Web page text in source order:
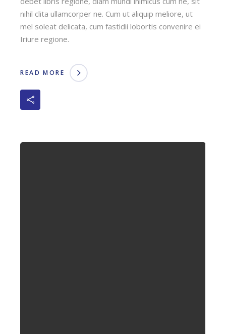
nihil clita ullamcorper ne. Cum ut aliquip meliore, ut
mel soleat delicata, cum fastidii lobortis convenire ei
Iriure regione.
READ MORE